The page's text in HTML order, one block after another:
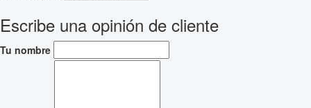
Escribe una opinión de cliente
Tu nombre